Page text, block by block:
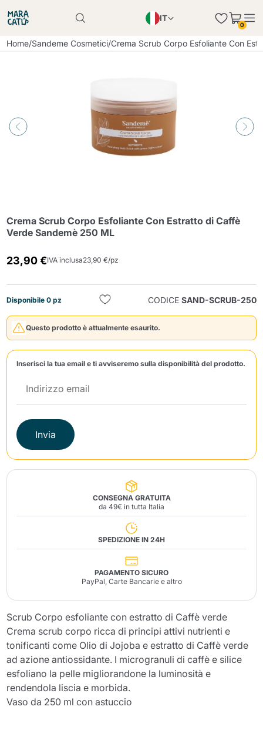
IT
EN
0
Home/Sandeme Cosmetici/Crema Scrub Corpo Esfoliante Con
Crema Scrub Corpo Esfoliante Con Estratto di Caffè
Verde Sandemè 250 ML
23,90 €IVA inclusa23,90 €/pz
Disponibile 0 pz CODICE SAND-SCRUB-250
Questo prodotto è attualmente esaurito.
Inserisci la tua email e ti avviseremo sulla disponibilità del prodotto.
Invia
CONSEGNA GRATUITA
da 49€ in tutta Italia
SPEDIZIONE IN 24H
PAGAMENTO SICURO
PayPal, Carte Bancarie e altro
Scrub Corpo esfoliante con estratto di Caffè verde
Crema scrub corpo ricca di principi attivi nutrienti e
tonificanti come Olio di Jojoba e estratto di Caffè verde
ad azione antiossidante. I microgranuli di caffè e silice
esfoliano la pelle migliorandone la luminosità e
rendendola liscia e morbida.
Vaso da 250 ml con astuccio
Il prodotto è stato aggiunto con successo al
Il prodotto è stato aggiunto con successo al
Continua a fare acquisti
Aggiungi la quantità minima consentita
Continua a fare acquisti
Invia